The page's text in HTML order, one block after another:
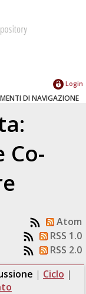
Login
DI NAVIGAZIONE
Co-
Atom
RSS 1.0
RSS 2.0
| Ciclo |